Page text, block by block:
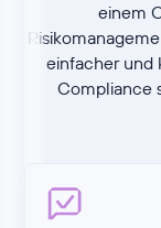
einem
einfacher und
Compliance